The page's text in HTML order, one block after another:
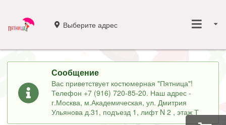
Выберите адрес
Сообщение
Вас приветствует костюмерная "Пятница"!
Телефон +7 (916) 720-85-20. Наш адрес -
г.Москва, м.Академическая, ул. Дмитрия
Ульянова д.31, подъезд 1, лифт N 2 , этаж Т